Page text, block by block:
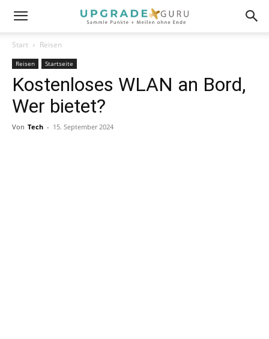
Start Reisen
Reisen Startseite
Kostenloses WLAN an Bord,
Wer bietet?
Von Tech - 15. September 2024